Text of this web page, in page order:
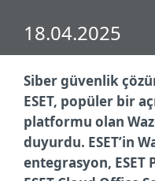
18.04.2025
Siber güvenlik
ESET, popüler bir
platformu olan
duyurdu. ESET’in
entegrasyon, ESET